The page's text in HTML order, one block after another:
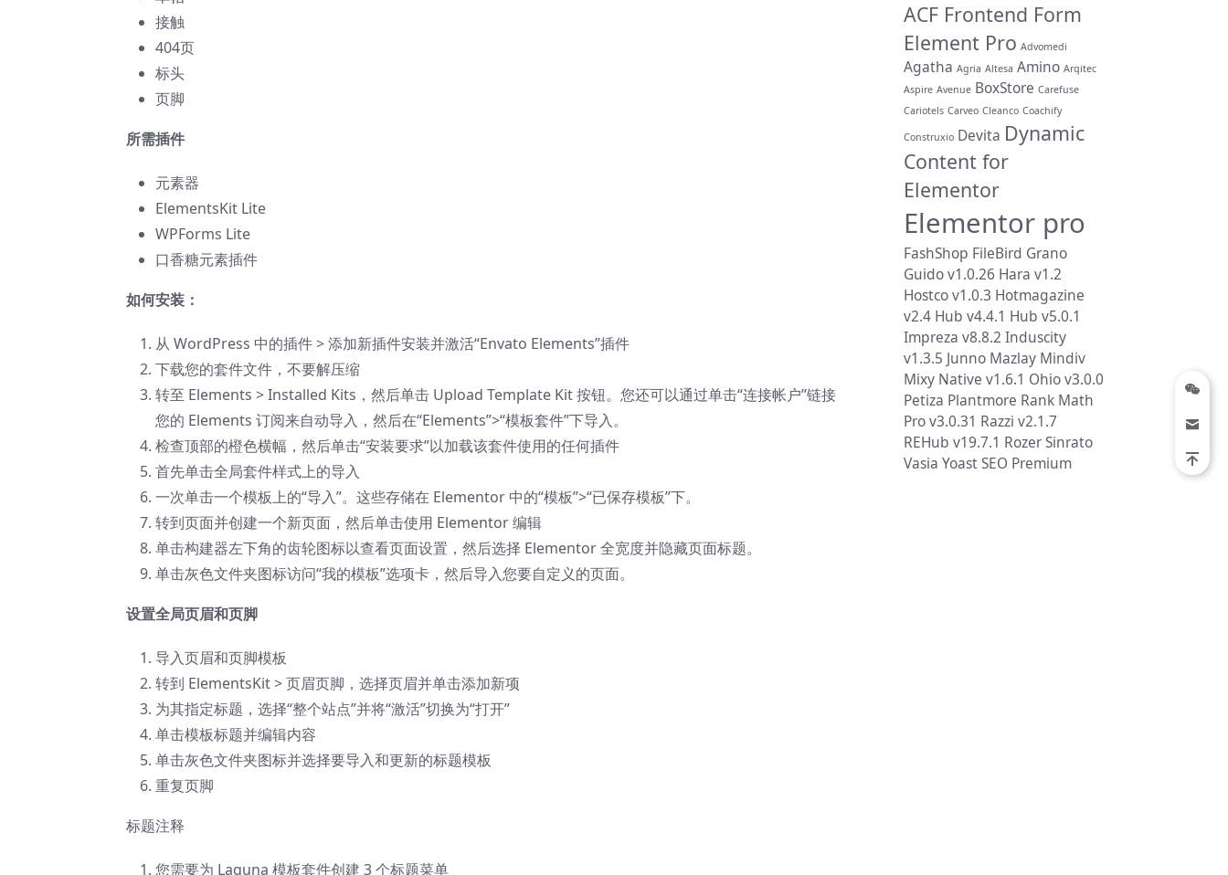
接触
404页
标头
页脚
所需插件
元素器
ElementsKit Lite
WPForms Lite
口香糖元素插件
如何安装：
从 WordPress 中的插件 > 添加新插件安装并激活“Envato Elements”插件
下载您的套件文件，不要解压缩
转至 Elements > Installed Kits，然后单击 Upload Template Kit 按钮。您还可以通过单击“连接帐户”链接
您的 Elements 订阅来自动导入，然后在“Elements”>“模板套件”下导入。
检查顶部的橙色横幅，然后单击“安装要求”以加载该套件使用的任何插件
首先单击全局套件样式上的导入
一次单击一个模板上的“导入”。这些存储在 Elementor 中的“模板”>“已保存模板”下。
转到页面并创建一个新页面，然后单击使用 Elementor 编辑
单击构建器左下角的齿轮图标以查看页面设置，然后选择 Elementor 全宽度并隐藏页面标题。
单击灰色文件夹图标访问“我的模板”选项卡，然后导入您要自定义的页面。
设置全局页眉和页脚
导入页眉和页脚模板
转到 ElementsKit > 页眉页脚，选择页眉并单击添加新项
为其指定标题，选择“整个站点”并将“激活”切换为“打开”
单击模板标题并编辑内容
单击灰色文件夹图标并选择要导入和更新的标题模板
重复页脚
标题注释
您需要为 Laguna 模板套件创建 3 个标题菜单
ACF Frontend Form
Element Pro Advomedi
Agatha Agria Altesa Amino Arqitec
Aspire Avenue BoxStore Carefuse
Cariotels Carveo Cleanco Coachify
Construxio Devita Dynamic
Content for
Elementor
Elementor pro
FashShop FileBird Grano
Guido v1.0.26 Hara v1.2
Hostco v1.0.3 Hotmagazine
v2.4 Hub v4.4.1 Hub v5.0.1
Impreza v8.8.2 Induscity
v1.3.5 Junno Mazlay Mindiv
Mixy Native v1.6.1 Ohio v3.0.0
Petiza Plantmore Rank Math
Pro v3.0.31 Razzi v2.1.7
REHub v19.7.1 RozerSinrato
Vasia Yoast SEO Premium